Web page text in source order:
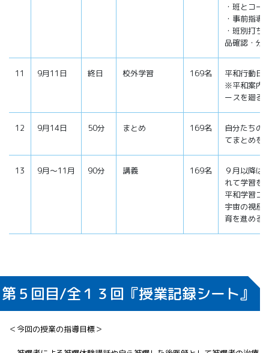
・班とコー
・事前指導
・班別打ち
品確認・分
11 9月11日 終日 校外学習 169名
平和行動日
※平和案内
ースを廻る
12 9月14日 50分 まとめ 169名
自分たちの
てまとめを
13 9月～11月 90分 講義 169名
９月以降は
れて学習を
平和学習コ
宇宙の視座
育を進める
第５回目/全１３回『授業記録シート』
＜今回の授業の指導目標＞